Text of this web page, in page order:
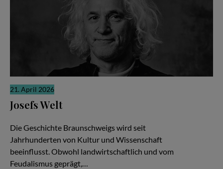
21. April 2026
Josefs Welt
Die Geschichte Braunschweigs wird seit
Jahrhunderten von Kultur und Wissenschaft
beeinflusst. Obwohl landwirtschaftlich und vom
Feudalismus geprägt,…